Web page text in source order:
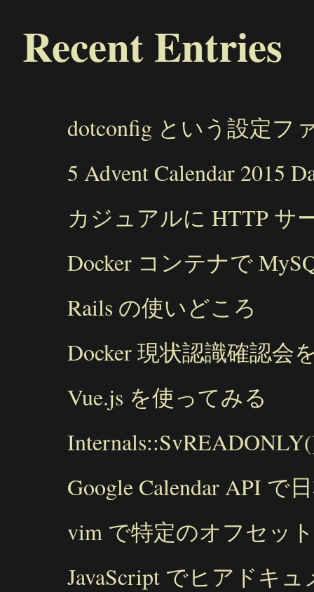
Recent Entries
dotconfig という設定フ
5 Advent Calendar 2015
カジュアルに HTTP サ
Docker コンテナで
Rails の使いどころ
Docker 現状認識確認会
Vue.js を使ってみる
Google Calendar API で
vim で特定のオフセッ
JavaScript でヒアドキ